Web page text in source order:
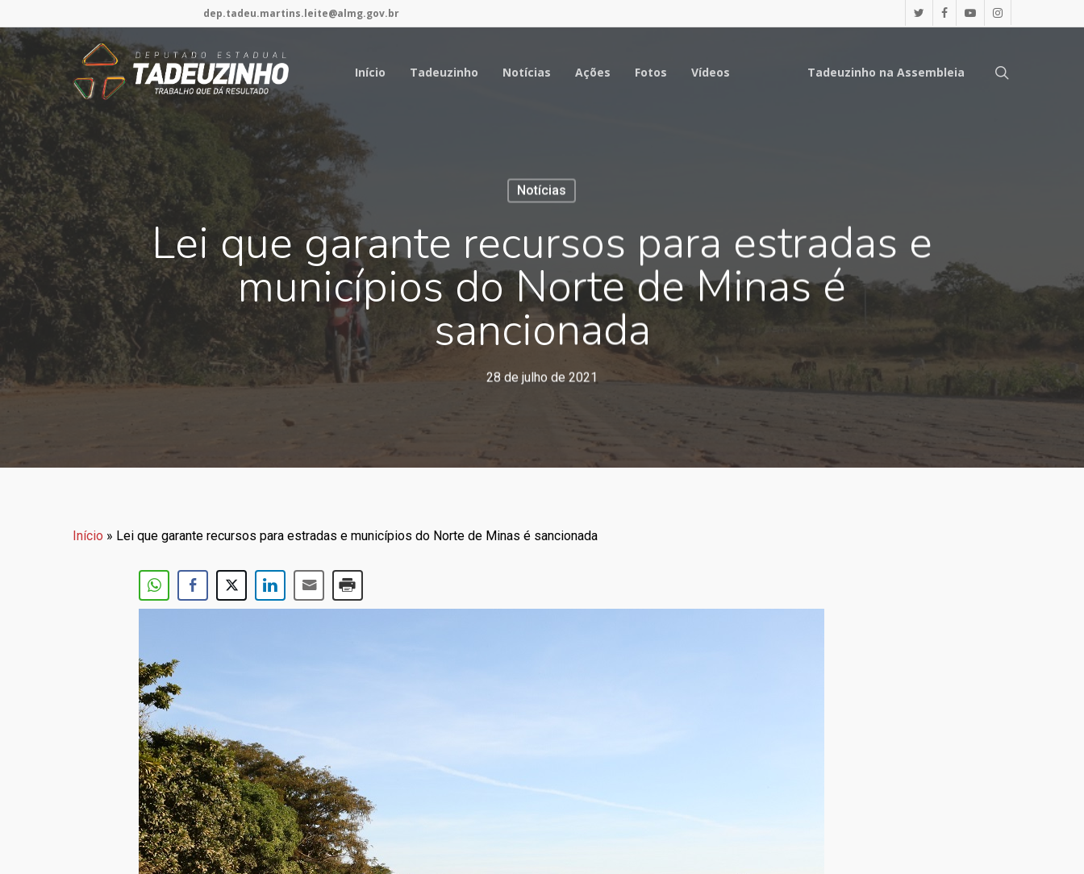
dep.tadeu.martins.leite@almg.gov.br
Início Tadeuzinho Notícias Ações Fotos Vídeos Tadeuzinho na Assembleia
Notícias
Lei que garante recursos para estradas e
municípios do Norte de Minas é
sancionada
28 de julho de 2021
Início » Lei que garante recursos para estradas e municípios do Norte de Minas é sancionada